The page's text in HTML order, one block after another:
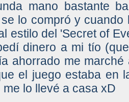
mano bastante
lo compró y
estilo del 'Secret of
dinero a mi tío
ahorrado me
el juego estaba en
lo llevé a casa xD